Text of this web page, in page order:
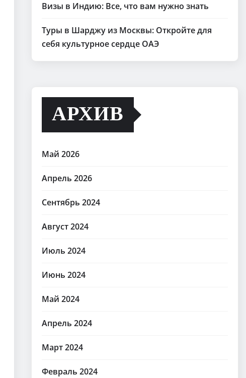
Визы в Индию: Все, что вам нужно знать
Туры в Шарджу из Москвы: Откройте для
себя культурное сердце ОАЭ
АРХИВ
Май 2026
Апрель 2026
Сентябрь 2024
Август 2024
Июль 2024
Июнь 2024
Май 2024
Апрель 2024
Март 2024
Февраль 2024